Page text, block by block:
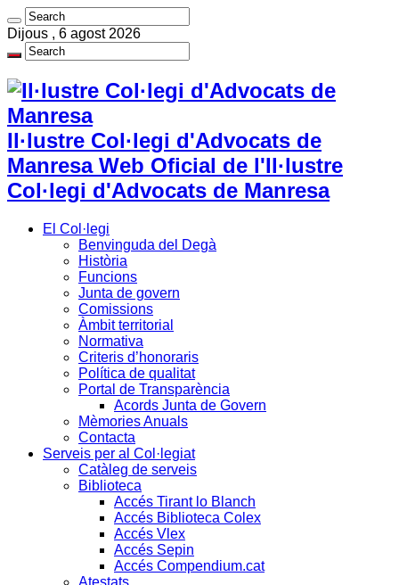
Dijous , 6 agost 2026
Il·lustre Col·legi d'Advocats de
Manresa Web Oficial de l'Il·lustre
Col·legi d'Advocats de Manresa
El Col·legi
Benvinguda del Degà
Història
Funcions
Junta de govern
Comissions
Àmbit territorial
Normativa
Criteris d’honoraris
Política de qualitat
Portal de Transparència
Acords Junta de Govern
Mèmories Anuals
Contacta
Serveis per al Col·legiat
Catàleg de serveis
Biblioteca
Accés Tirant lo Blanch
Accés Biblioteca Colex
Accés Vlex
Accés Sepin
Accés Compendium.cat
Atestats